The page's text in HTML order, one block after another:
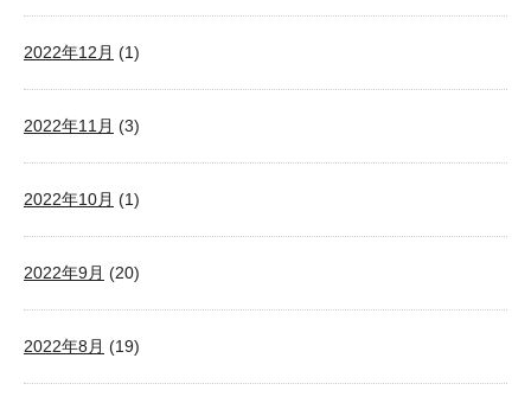
2022年12月 (1)
2022年11月 (3)
2022年10月 (1)
2022年9月 (20)
2022年8月 (19)